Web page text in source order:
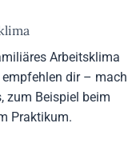
Arbeitsklima
dir – mach
zum Beispiel beim
Praktikum.